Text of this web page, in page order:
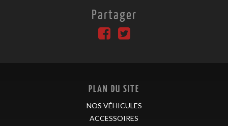
Partager
PLAN DU SITE
NOS VÉHICULES
ACCESSOIRES